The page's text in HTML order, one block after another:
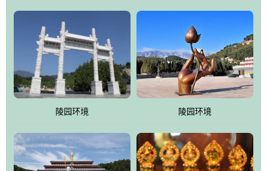
用全仿古式建筑，寻求与世界文化遗产地清东陵的和谐统一，在园
区建设中寻求陵园建设与景区建设的有机融合，充分发挥独一无二
的地形优势，打造现代艺术园林，建设旅游景观、寺庙、酒店等综
合服务设施，服务于陵园经营，使企业的多元化经营项目相互依
托、相互促进，园区绿化覆盖率达90%。
陵园环境 陵园环境